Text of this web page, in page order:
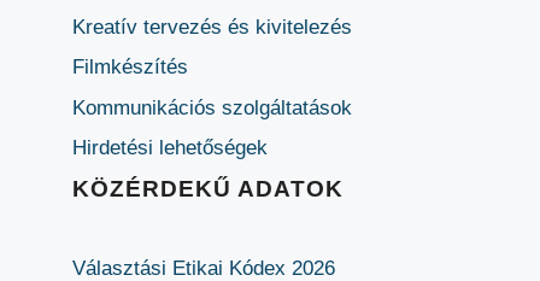
Kreatív tervezés és kivitelezés
Filmkészítés
Kommunikációs szolgáltatások
Hirdetési lehetőségek
KÖZÉRDEKŰ ADATOK
Választási Etikai Kódex 2026